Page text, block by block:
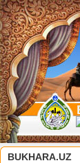
BUKHARA.UZ